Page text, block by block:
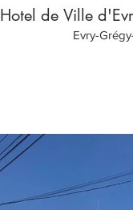
Hotel de Ville
Evry-